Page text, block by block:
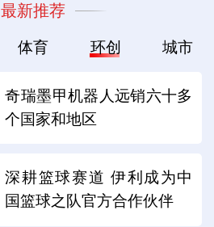
最新推荐
体育 环创 城市
奇瑞墨甲机器人远销六十多
个国家和地区
深耕篮球赛道 伊利成为中
国篮球之队官方合作伙伴